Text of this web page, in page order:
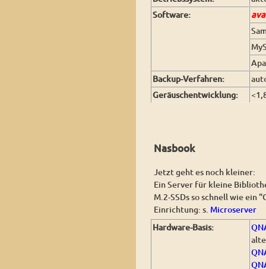
Software:
Backup-Verfahren:
Geräuschentwicklung:
Nasbook
Jetzt geht es noch kleiner:
Ein Server für kleine
M.2-SSDs so schnell wie ein
Einrichtung: s. Microserver
Hardware-Basis:
Q